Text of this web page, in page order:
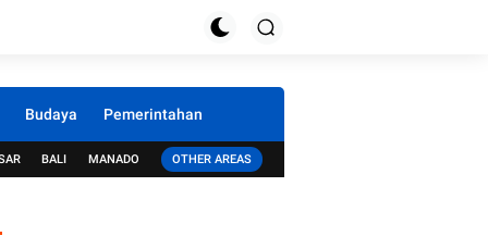
Budaya Pemerintahan
BALI MANADO OTHER AREAS